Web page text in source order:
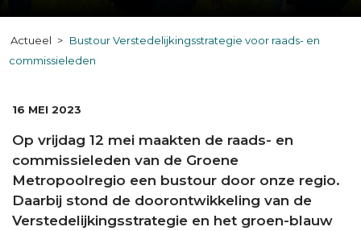
Actueel
Bustour Verstedelijkingsstrategie voor raads- en
commissieleden
DATUM:
16 MEI 2023
Op vrijdag 12 mei maakten de raads- en
commissieleden van de Groene
Metropoolregio een bustour door onze regio.
Daarbij stond de doorontwikkeling van de
Verstedelijkingsstrategie en het groen-blauw